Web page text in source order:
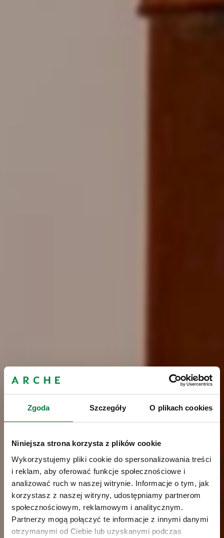
Zgoda Szczegóły O plikach cookies
Niniejsza strona korzysta z plików cookie
Wykorzystujemy pliki cookie do spersonalizowania treści
i reklam, aby oferować funkcje społecznościowe i
analizować ruch w naszej witrynie. Informacje o tym, jak
korzystasz z naszej witryny, udostępniamy partnerom
społecznościowym, reklamowym i analitycznym.
Partnerzy mogą połączyć te informacje z innymi danymi
otrzymanymi od Ciebie lub uzyskanymi podczas